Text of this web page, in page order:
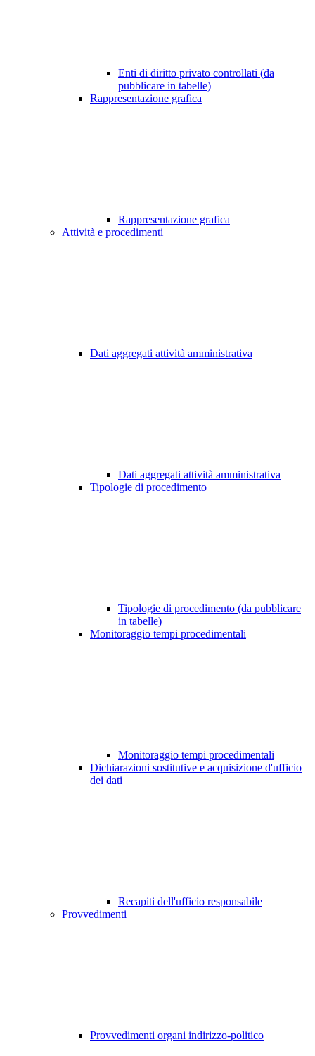
Enti di diritto privato controllati (da
pubblicare in tabelle)
Rappresentazione grafica
Rappresentazione grafica
Attività e procedimenti
Dati aggregati attività amministrativa
Dati aggregati attività amministrativa
Tipologie di procedimento
Tipologie di procedimento (da pubblicare
in tabelle)
Monitoraggio tempi procedimentali
Monitoraggio tempi procedimentali
Dichiarazioni sostitutive e acquisizione d'ufficio
dei dati
Recapiti dell'ufficio responsabile
Provvedimenti
Provvedimenti organi indirizzo-politico